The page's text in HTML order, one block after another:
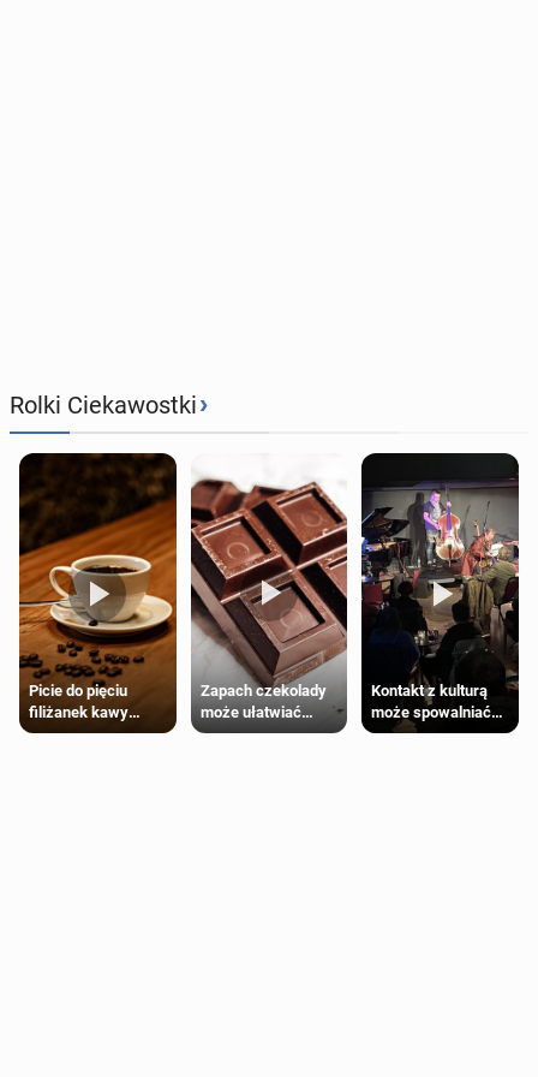
Rolki Ciekawostki›
Picie do pięciu
filiżanek kawy
dziennie jest
Zapach czekolady
może ułatwiać
trening siłowy
Kontakt z kulturą
może spowalniać
starzenie